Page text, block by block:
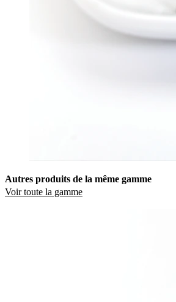
Autres produits de la même gamme
Voir toute la gamme